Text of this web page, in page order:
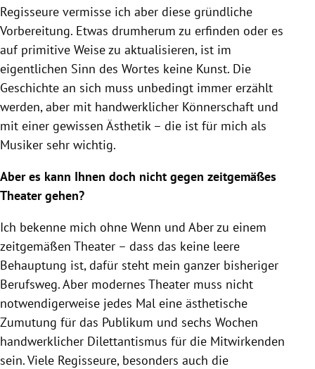
Regisseure vermisse ich aber diese gründliche
Vorbereitung. Etwas drumherum zu erfinden oder es
auf primitive Weise zu aktualisieren, ist im
eigentlichen Sinn des Wortes keine Kunst. Die
Geschichte an sich muss unbedingt immer erzählt
werden, aber mit handwerklicher Könnerschaft und
mit einer gewissen Ästhetik – die ist für mich als
Musiker sehr wichtig.
Aber es kann Ihnen doch nicht gegen zeitgemäßes
Theater gehen?
Ich bekenne mich ohne Wenn und Aber zu einem
zeitgemäßen Theater – dass das keine leere
Behauptung ist, dafür steht mein ganzer bisheriger
Berufsweg. Aber modernes Theater muss nicht
notwendigerweise jedes Mal eine ästhetische
Zumutung für das Publikum und sechs Wochen
handwerklicher Dilettantismus für die Mitwirkenden
sein. Viele Regisseure, besonders auch die